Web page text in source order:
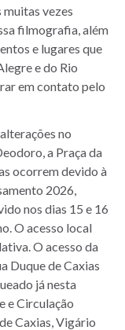
vezes
filmografia, além
e lugares que
e do Rio
em contato pelo
no
a Praça da
ocorrem devido à
2026,
nos dias 15 e 16
O acesso local
O acesso da
Duque de Caxias
já nesta
e Circulação
Caxias, Vigário